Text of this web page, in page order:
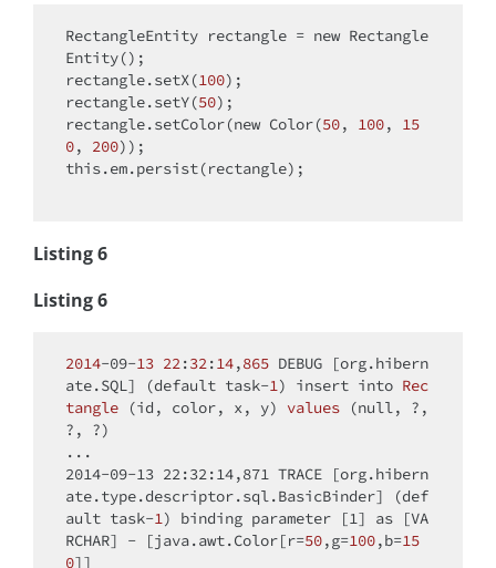
RectangleEntity rectangle = new Rectangle
Entity();
rectangle.setX(100);
rectangle.setY(50);
rectangle.setColor(new Color(50, 100, 15
0, 200
this.em.persist(rectangle);
Listing 6
Listing 6
2014-09-13 22:32:14,865 DEBUG [org.hibern
ate.SQL] (default task-1) insert into Rec
tangle
(id, color, x, y) values (null, ?,
?, ?)
...
2014-09-13 22:32:14,871 TRACE [org.hibern
ate.type.descriptor.sql.BasicBinder]
(def
ault task-1)
binding parameter [1] as [VA
RCHAR] - [java.awt.Color[r=50,g=100,b=15
0